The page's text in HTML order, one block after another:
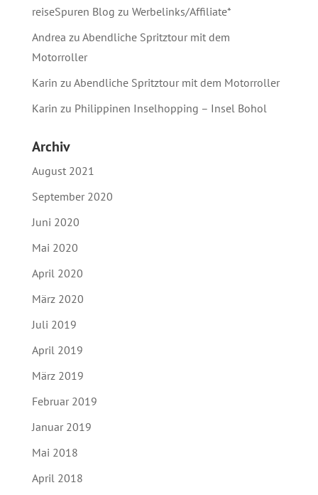
reiseSpuren Blog zu Werbelinks/Affiliate*
Andrea zu Abendliche Spritztour mit dem
Motorroller
Karin zu Abendliche Spritztour mit dem Motorroller
Karin zu Philippinen Inselhopping – Insel Bohol
Archiv
August 2021
September 2020
Juni 2020
Mai 2020
April 2020
März 2020
Juli 2019
April 2019
März 2019
Februar 2019
Januar 2019
Mai 2018
April 2018